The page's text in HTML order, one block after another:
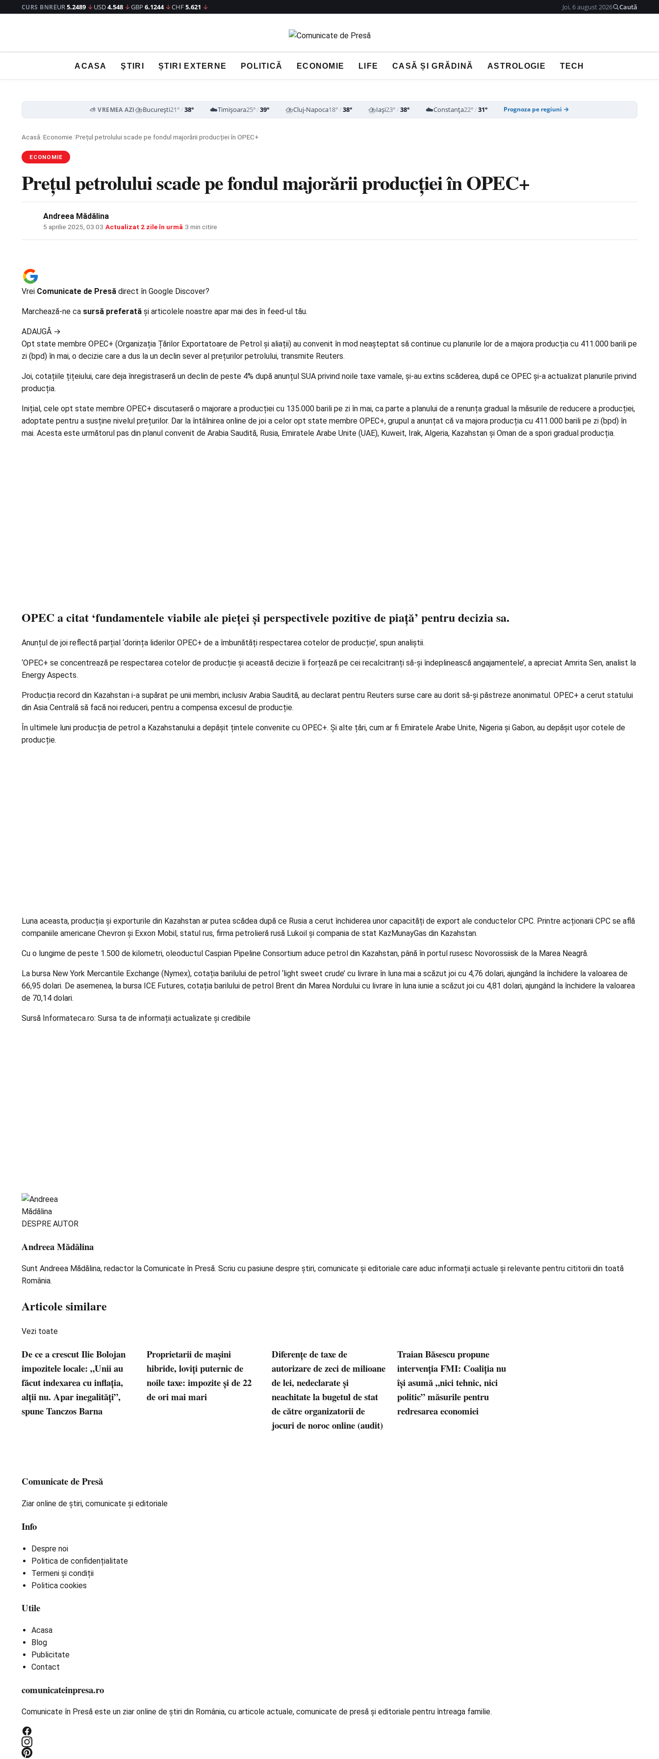
CURS BNR EUR5.2489 ↓USD4.548 ↓GBP 6.1244 ↓CHF5.621 ↓ Joi, 6 august 2026 Caută
ACASA ŞTIRI ȘTIRI EXTERNE POLITICĂ ECONOMIE LIFE CASĂ ȘI GRĂDINĂ ASTROLOGIE TECH
⛅ VREMEA AZI ⛈️București21°/38° ☁️Timișoara25°/39° ⛈️Cluj-Napoca18°/38° ⛈️Iași23°/38° ☁️Constanța22°/31° Prognoza pe regiuni →
Acasă/Economie/Prețul petrolului scade pe fondul majorării producției în OPEC+
ECONOMIE
Prețul petrolului scade pe fondul majorării producției în OPEC+
Andreea Mădălina
5 aprilie 2025, 03:03 Actualizat 2 zile în urmă 3 min citire
Vrei Comunicate de Presă direct în Google Discover?
Marchează-ne ca sursă preferată și articolele noastre apar mai des în feed-ul tău.
ADAUGĂ →
Opt state membre OPEC+ (Organizația Țărilor Exportatoare de Petrol și aliații) au convenit în mod neașteptat să continue cu planurile lor de a majora producția cu 411.000 barili pe
zi (bpd) în mai, o decizie care a dus la un declin sever al prețurilor petrolului, transmite Reuters.
Joi, cotațiile țițeiului, care deja înregistraseră un declin de peste 4% după anunțul SUA privind noile taxe vamale, și-au extins scăderea, după ce OPEC și-a actualizat planurile privind
producția.
Inițial, cele opt state membre OPEC+ discutaseră o majorare a producției cu 135.000 barili pe zi în mai, ca parte a planului de a renunța gradual la măsurile de reducere a producției,
adoptate pentru a susține nivelul prețurilor. Dar la întâlnirea online de joi a celor opt state membre OPEC+, grupul a anunțat că va majora producția cu 411.000 barili pe zi (bpd) în
mai. Acesta este următorul pas din planul convenit de Arabia Saudită, Rusia, Emiratele Arabe Unite (UAE), Kuweit, Irak, Algeria, Kazahstan și Oman de a spori gradual producția.
OPEC a citat ‘fundamentele viabile ale pieței și perspectivele pozitive de piață’ pentru decizia sa.
Anunțul de joi reflectă parțial ‘dorința liderilor OPEC+ de a îmbunătăți respectarea cotelor de producție’, spun analiștii.
‘OPEC+ se concentrează pe respectarea cotelor de producție și această decizie îi forțează pe cei recalcitranți să-și îndeplinească angajamentele’, a apreciat Amrita Sen, analist la
Energy Aspects.
Producția record din Kazahstan i-a supărat pe unii membri, inclusiv Arabia Saudită, au declarat pentru Reuters surse care au dorit să-și păstreze anonimatul. OPEC+ a cerut statului
din Asia Centrală să facă noi reduceri, pentru a compensa excesul de producție.
În ultimele luni producția de petrol a Kazahstanului a depășit țintele convenite cu OPEC+. Și alte țări, cum ar fi Emiratele Arabe Unite, Nigeria și Gabon, au depășit ușor cotele de
producție.
Luna aceasta, producția și exporturile din Kazahstan ar putea scădea după ce Rusia a cerut închiderea unor capacități de export ale conductelor CPC. Printre acționarii CPC se află
companiile americane Chevron și Exxon Mobil, statul rus, firma petrolieră rusă Lukoil și compania de stat KazMunayGas din Kazahstan.
Cu o lungime de peste 1.500 de kilometri, oleoductul Caspian Pipeline Consortium aduce petrol din Kazahstan, până în portul rusesc Novorossiisk de la Marea Neagră.
La bursa New York Mercantile Exchange (Nymex), cotația barilului de petrol ‘light sweet crude’ cu livrare în luna mai a scăzut joi cu 4,76 dolari, ajungând la închidere la valoarea de
66,95 dolari. De asemenea, la bursa ICE Futures, cotația barilului de petrol Brent din Marea Nordului cu livrare în luna iunie a scăzut joi cu 4,81 dolari, ajungând la închidere la valoarea
de 70,14 dolari.
Sursă Informateca.ro: Sursa ta de informații actualizate și credibile
DESPRE AUTOR
Andreea Mădălina
Sunt Andreea Mădălina, redactor la Comunicate în Presă. Scriu cu pasiune despre știri, comunicate și editoriale care aduc informații actuale și relevante pentru cititorii din toată
România.
Articole similare
Vezi toate
De ce a crescut Ilie Bolojan
impozitele locale: „Unii au
făcut indexarea cu inflația,
alții nu. Apar inegalități”,
spune Tanczos Barna
Proprietarii de mașini
hibride, loviți puternic de
noile taxe: impozite și de 22
de ori mai mari
Diferențe de taxe de
autorizare de zeci de milioane
de lei, nedeclarate și
neachitate la bugetul de stat
de către organizatorii de
jocuri de noroc online (audit)
Traian Băsescu propune
intervenția FMI: Coaliția nu
își asumă „nici tehnic, nici
politic” măsurile pentru
redresarea economiei
Comunicate de Presă
Ziar online de știri, comunicate și editoriale
Info
Despre noi
Politica de confidențialitate
Termeni și condiții
Politica cookies
Utile
Acasa
Blog
Publicitate
Contact
comunicateinpresa.ro
Comunicate în Presă este un ziar online de știri din România, cu articole actuale, comunicate de presă și editoriale pentru întreaga familie.